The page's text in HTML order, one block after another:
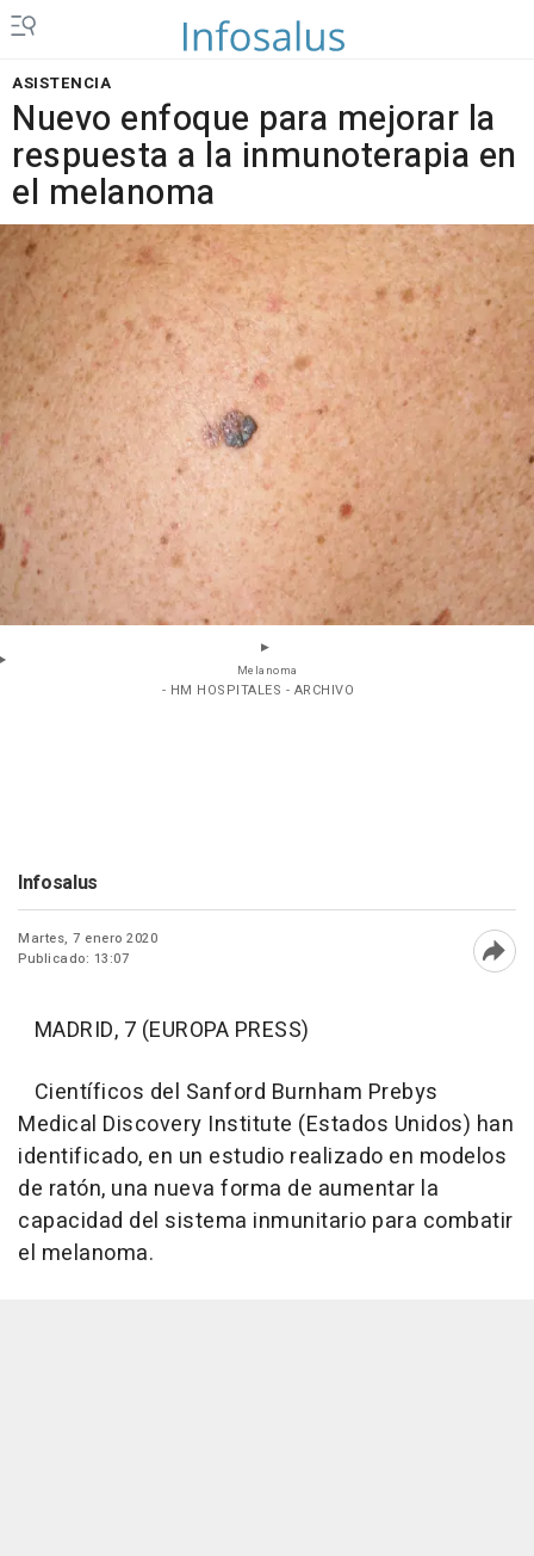
ASISTENCIA
Nuevo enfoque para mejorar la
respuesta a la inmunoterapia en
el melanoma
Melanoma
- HM HOSPITALES - ARCHIVO
Infosalus
Martes, 7 enero 2020
Publicado: 13:07
MADRID, 7 (EUROPA PRESS)
Científicos del Sanford Burnham Prebys
Medical Discovery Institute (Estados Unidos) han
identificado, en un estudio realizado en modelos
de ratón, una nueva forma de aumentar la
capacidad del sistema inmunitario para combatir
el melanoma.